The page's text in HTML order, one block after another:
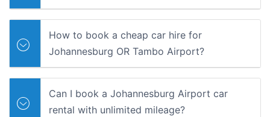
How to book a cheap car hire for
Johannesburg OR Tambo Airport?
Can I book a Johannesburg Airport car
rental with unlimited mileage?